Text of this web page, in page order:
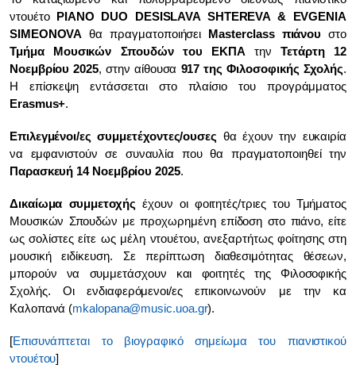
ντουέτο
PIANO DUO DESISLAVA SHTEREVA & EVGENIA
SIMEONOVA θα πραγματοποιήσει Masterclass πιάνου στο
Τμήμα Μουσικών Σπουδών του ΕΚΠΑ τηνΤετάρτη 12
Νοεμβρίου 2025, στην αίθουσα 917 της Φιλοσοφικής Σχολής.
Η επίσκεψη εντάσσεται στο πλαίσιο του προγράμματος
Erasmus+.
Επιλεγμένοι/ες συμμετέχοντες/ουσες θα έχουν την ευκαιρία
να εμφανιστούν σε συναυλία που θα πραγματοποιηθεί την
Παρασκευή 14 Νοεμβρίου 2025.
Δικαίωμα συμμετοχής έχουν οι φοιτητές/τριες του Τμήματος
Μουσικών Σπουδών με προχωρημένη επίδοση στο πιάνο, είτε
ως σολίστες είτε ως μέλη ντουέτου, ανεξαρτήτως φοίτησης στη
μουσική ειδίκευση. Σε περίπτωση διαθεσιμότητας θέσεων,
μπορούν να συμμετάσχουν και φοιτητές της Φιλοσοφικής
Σχολής. Οι ενδιαφερόμενοι/ες επικοινωνούν με την κα
Καλοπανά (mkalopana@music.uoa.gr).
[Επισυνάπτεται το βιογραφικό σημείωμα του πιανιστικού
ντουέτου]